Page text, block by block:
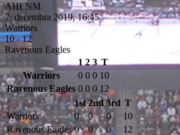
AHLNM
7. decembra 2019, 16:45
Warriors
10-12
Ravenous Eagles
1 2 3 T
Warriors
0 0 0 10
Ravenous Eagles 0 0 0 12
1st 2nd 3rd T
Warriors
0 0 0
10
Ravenous Eagles 0 0 0
12